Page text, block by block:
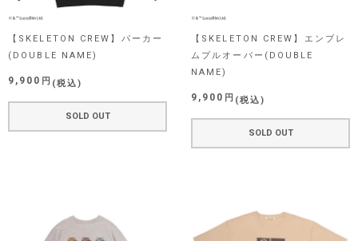
【SKELETON CREW】パーカー
(DOUBLE NAME)
9,900 税込
SOLD OUT
【SKELETON CREW】エンブレ
ムプルオーバー(DOUBLE
NAME)
9,900 税込
SOLD OUT